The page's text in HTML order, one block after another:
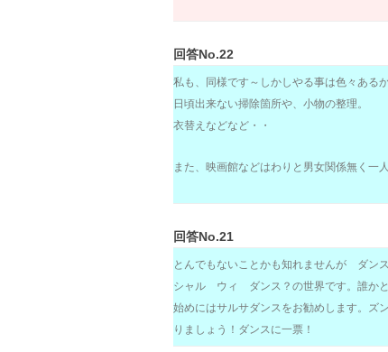
回答No.22
私も、同様です～しかしやる事は色々ある
日頃出来ない掃除箇所や、小物の整理。
衣替えなどなど・・
また、映画館などはわりと男女関係無く一
回答No.21
とんでもないことかも知れませんが ダン
シャル ウィ ダンス？の世界です。誰かと
始めにはサルサダンスをお勧めします。
りましょう！ダンスに一票！